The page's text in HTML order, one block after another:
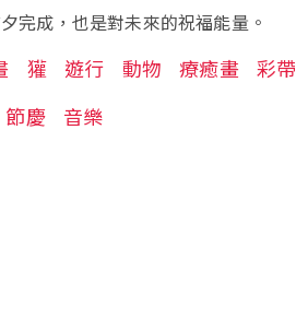
完成，也是對未來的祝福能量。
獾 遊行 動物 療癒畫 彩帶
節慶 音樂